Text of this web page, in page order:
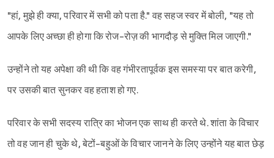
"हां, मुझे ही क्या, परिवार में सभी को पता है." वह सहज स्वर में बोली, "यह तो
आपके लिए अच्छा ही होगा कि रोज-रोज़ की भागदौड़ से मुक्ति मिल जाएगी."
उन्होंने तो यह अपेक्षा की थी कि वह गंभीरतापूर्वक इस समस्या पर बात करेगी,
पर उसकी बात सुनकर वह हताश हो गए.
परिवार के सभी सदस्य रात्रि का भोजन एक साथ ही करते थे. शांता के विचार
तो वह जान ही चुके थे, बेटों-बहुओं के विचार जानने के लिए उन्होंने यह बात छेड़